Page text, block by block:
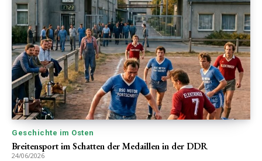
Geschichte im Osten
Breitensport im Schatten der Medaillen in der DDR
24/06/2026